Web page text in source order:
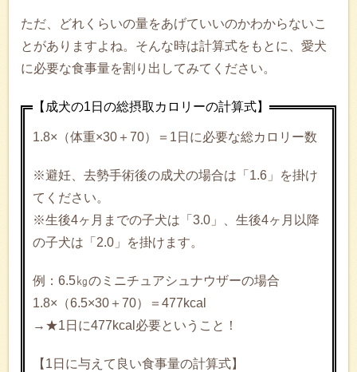
ただ、どれくらいの量をあげていいのかわからないこ
とがありますよね。そんな時は計算式をもとに、愛犬
に必要な食事量を割り出してみてください。
【成犬の1日の総摂取カロリーの計算式】
1.8×（体重×30＋70）＝1日に必要な総カロリー数
※避妊、去勢手術後の成犬の場合は「1.6」を掛け
てください。
※生後4ヶ月までの子犬は「3.0」、生後4ヶ月以降
の子犬は「2.0」を掛けます。
例：6.5㎏のミニチュアシュナウザーの場合
1.8×（6.5×30＋70）＝477kcal
→★1日に477kcal必要ということ！
【1日に与えて良い食事量の計算式】